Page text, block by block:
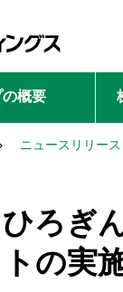
概要
ニュースリリース
ろぎ
の実